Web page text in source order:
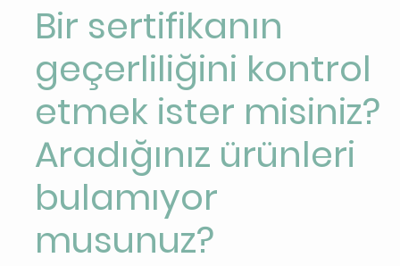
Bir sertifikanın
geçerliliğini kontrol
etmek ister misiniz?
Aradığınız ürünleri
bulamıyor
musunuz?